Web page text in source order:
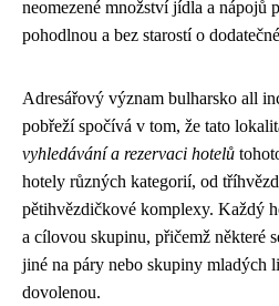
neomezené množství jídla a nápojů
pohodlnou a bez starostí o
Adresářový význam bulharsko all
pobřeží spočívá v tom, že tato
vyhledávání a rezervaci hotelů
hotely různých kategorií, od
pětihvězdičkové komplexy. Každý
a cílovou skupinu, přičemž některé
jiné na páry nebo skupiny mladých
dovolenou.